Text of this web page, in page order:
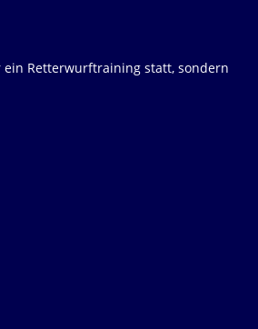
Retterwurftraining statt, sondern